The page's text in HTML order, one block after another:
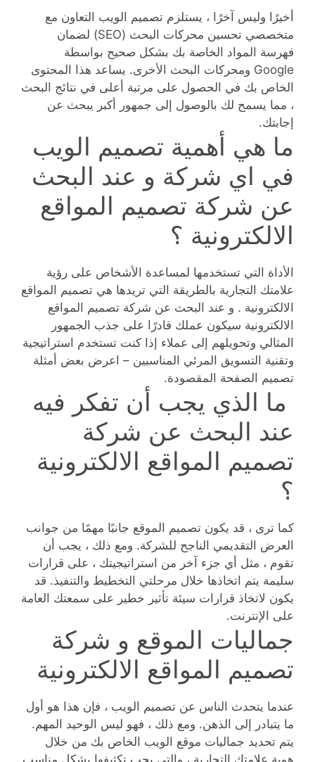
أخيرًا وليس آخرًا ، يستلزم تصميم الويب التعاون مع
متخصصي تحسين محركات البحث (SEO) لضمان
فهرسة المواد الخاصة بك بشكل صحيح بواسطة
Google ومحركات البحث الأخرى. يساعد هذا المحتوى
الخاص بك في الحصول على مرتبة أعلى في نتائج البحث
، مما يسمح لك بالوصول إلى جمهور أكبر يبحث عن
إجابتك.
ما هي أهمية تصميم الويب
في اي شركة و عند البحث
عن شركة تصميم المواقع
الالكترونية ؟
الأداة التي تستخدمها لمساعدة الأشخاص على رؤية
علامتك التجارية بالطريقة التي تريدها هي تصميم المواقع
الالكترونية . و عند البحث عن شركة تصميم المواقع
الالكترونية سيكون عملك قادرًا على جذب الجمهور
المثالي وتحويلهم إلى عملاء إذا كنت تستخدم استراتيجية
وتقنية التسويق المرئي المناسبين – اعرض بعض أمثلة
تصميم الصفحة المقصودة.
ما الذي يجب أن تفكر فيه
عند البحث عن شركة
تصميم المواقع الالكترونية
؟
كما ترى ، قد يكون تصميم الموقع جانبًا مهمًا من جوانب
العرض التقديمي الناجح للشركة. ومع ذلك ، يجب أن
تقوم ، مثل أي جزء آخر من استراتيجيتك ، على قرارات
سليمة يتم اتخاذها خلال مرحلتي التخطيط والتنفيذ. قد
يكون لاتخاذ قرارات سيئة تأثير خطير على سمعتك العامة
على الإنترنت.
جماليات الموقع و شركة
تصميم المواقع الالكترونية
عندما يتحدث الناس عن تصميم الويب ، فإن هذا هو أول
ما يتبادر إلى الذهن. ومع ذلك ، فهو ليس الوحيد المهم.
يتم تحديد جماليات موقع الويب الخاص بك من خلال